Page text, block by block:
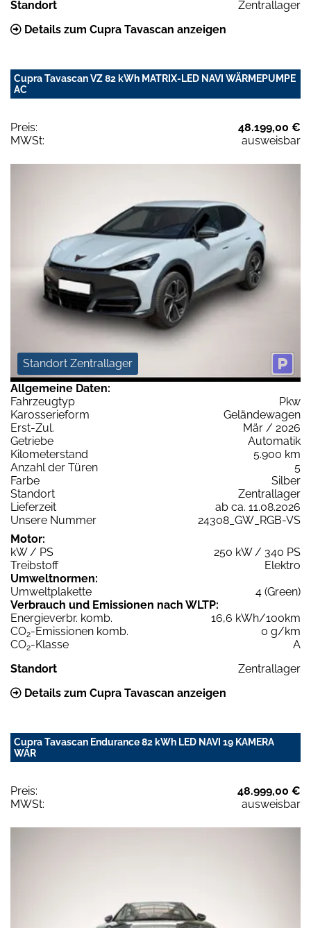
Standort
Zentrallager
Details zum Cupra Tavascan anzeigen
Cupra Tavascan VZ 82 kWh MATRIX-LED NAVI WÄRMEPUMPE
AC
Preis:
48.199,00 €
MWSt:
ausweisbar
Standort Zentrallager
Allgemeine Daten:
Fahrzeugtyp
Pkw
Karosserieform
Geländewagen
Erst-Zul.
Mär / 2026
Getriebe
Automatik
Kilometerstand
5.900 km
Anzahl der Türen
5
Farbe
Silber
Standort
Zentrallager
Lieferzeit
ab ca. 11.08.2026
Unsere Nummer
24308_GW_RGB-VS
Motor:
kW / PS
250 kW / 340 PS
Treibstoff
Elektro
Umweltnormen:
Umweltplakette
4 (Green)
Verbrauch und Emissionen nach WLTP:
Energieverbr. komb.
16,6 kWh/100km
CO2-Emissionen komb.
0 g/km
CO2-Klasse
A
Standort
Zentrallager
Details zum Cupra Tavascan anzeigen
Cupra Tavascan Endurance 82 kWh LED NAVI 19 KAMERA
WÄR
Preis:
48.999,00 €
MWSt:
ausweisbar